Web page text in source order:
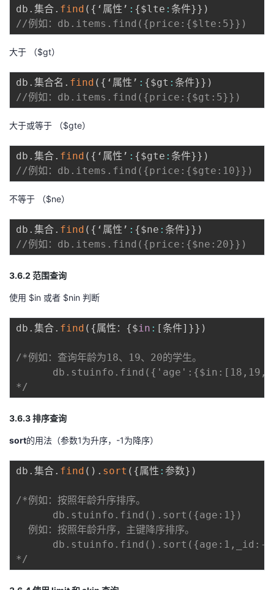
db . 集合. find ( { ‘属性’ : {$lte : 条件}} )
//例如：db.items.find({price:{$lte:5}})
大于 （$gt）
db . 集合名 . find ( { ‘属性’ : {$gt : 条件}} )
//例如：db.items.find({price:{$gt:5}})
大于或等于 （$gte）
db . 集合. find ( { ‘属性’ : {$gte : 条件}} )
//例如：db.items.find({price:{$gte:10}})
不等于 （$ne）
db . 集合. find ( { ‘属性’ : {$ne : 条件}} )
//例如：db.items.find({price:{$ne:20}})
3.6.2 范围查询
使用 $in 或者 $nin 判断
db . 集合. find ( {属性： {$in : [条件] }} )
/*例如：查询年龄为18、19、20的学生。
*/
3.6.3 排序查询
sort的用法（参数1为升序，-1为降序）
db . 集合. find ( ) . sort ( {属性 : 参数} )
/*例如：按照年龄升序排序。
      db.stuinfo.find().sort({age:1})
  例如：按照年龄升序，主键降序排序。
db.stuinfo.find().sort({age:1,_id:-
*/